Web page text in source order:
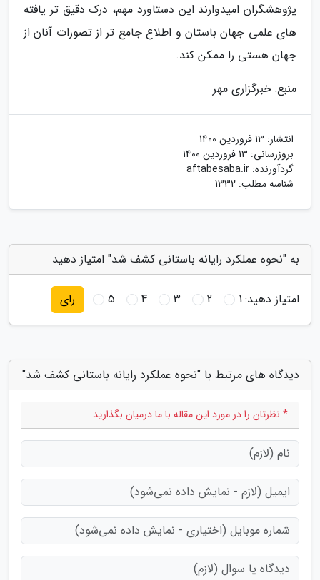
پژوهشگران امیدوارند این دستاورد مهم، درک دقیق تر یافته
های علمی جهان باستان و اطلاع جامع تر از تصورات آنان از
جهان هستی را ممکن کند.
منبع: خبرگزاری مهر
انتشار: 13 فروردین 1400
بروزرسانی: 13 فروردین 1400
گردآورنده: aftabesaba.ir
شناسه مطلب: 1332
به "نحوه عملکرد رایانه باستانی کشف شد" امتیاز دهید
امتیاز دهید:1
2
3
4
5 رای
دیدگاه های مرتبط با "نحوه عملکرد رایانه باستانی کشف شد"
* نظرتان را در مورد این مقاله با ما درمیان بگذارید